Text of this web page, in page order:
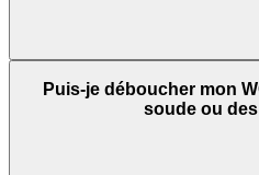
Puis-je déboucher mon
soude ou